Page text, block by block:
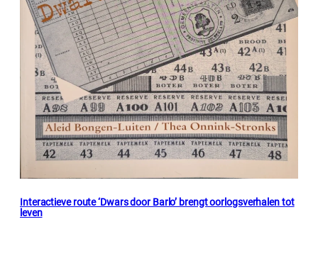
Interactieve route ‘Dwars door Barlo’ brengt oorlogsverhalen tot
leven